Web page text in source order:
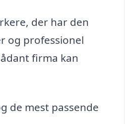
der har den
og professionel
firma kan
de mest passende